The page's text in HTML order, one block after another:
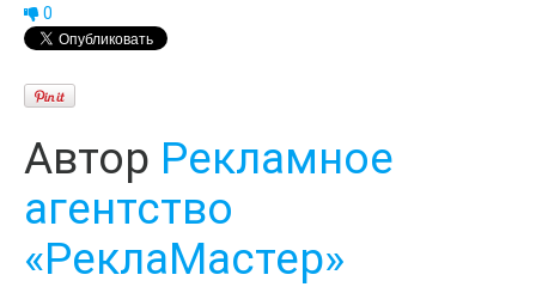
0
Автор Рекламное
агентство
«РеклаМастер»